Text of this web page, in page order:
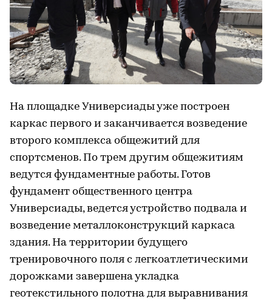
На площадке Универсиады уже построен
каркас первого и заканчивается возведение
второго комплекса общежитий для
спортсменов. По трем другим общежитиям
ведутся фундаментные работы. Готов
фундамент общественного центра
Универсиады, ведется устройство подвала и
возведение металлоконструкций каркаса
здания. На территории будущего
тренировочного поля с легкоатлетическими
дорожками завершена укладка
геотекстильного полотна для выравнивания